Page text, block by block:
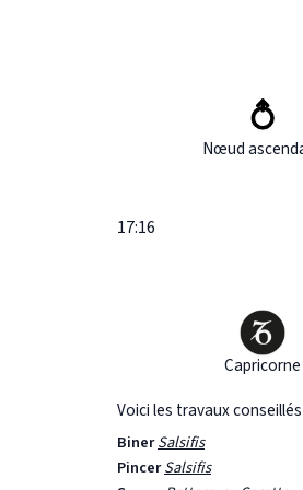
Nœud
17:16
Capricorne
Voici les travaux
BinerSalsifis
PincerSalsifis